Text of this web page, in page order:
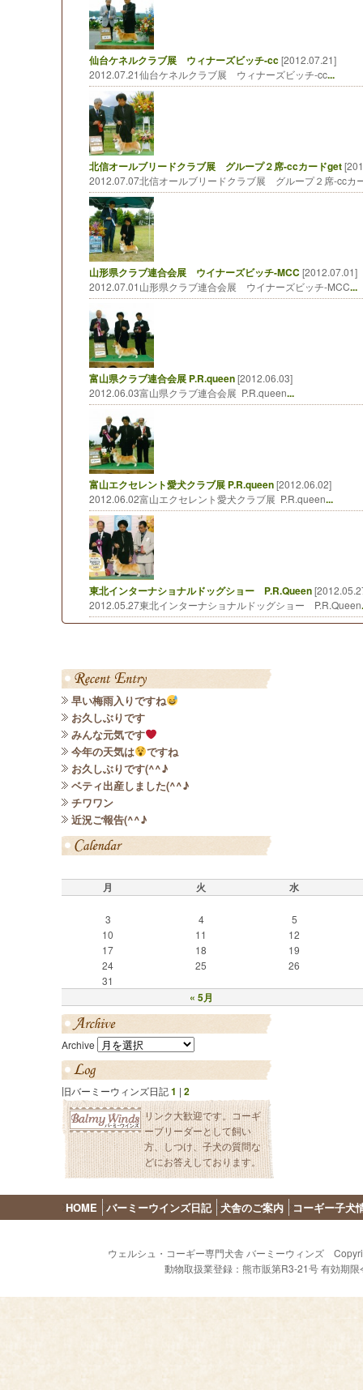
仙台ケネルクラブ展 ウィナーズビッチ-cc[2012.07.21]
2012.07.21仙台ケネルクラブ展 ウィナーズビッチ-cc...
北信オールブリードクラブ展 グループ２席-ccカードget
2012.07.07北信オールブリードクラブ展 グループ２席-ccカ
山形県クラブ連合会展 ウイナーズビッチ-MCC [2012.07.01]
2012.07.01山形県クラブ連合会展 ウイナーズビッチ-MCC...
富山県クラブ連合会展 P.R.queen[2012.06.03]
2012.06.03富山県クラブ連合会展 P.R.queen...
富山エクセレント愛犬クラブ展 P.R.queen[2012.06.02]
2012.06.02富山エクセレント愛犬クラブ展 P.R.queen...
東北インターナショナルドッグショー P.R.Queen
2012.05.27東北インターナショナルドッグショー P.R.Queen
早い梅雨入りですね
お久しぶりです
みんな元気です
今年の天気は
ですね
お久しぶりです(^^♪
ベティ出産しました(^^♪
チワワン
近況ご報告(^^♪
月 火 水
« 5月
3 4
5
10
11
12
17
18
19
24
25
26
31
Archive
旧バーミーウィンズ日記1 | 2
リンク大歓迎です。コーギ
ーブリーダーとして飼い
方、しつけ、子犬の質問な
どにお答えしております。
HOME バーミーウインズ日記 犬舎のご案内 コーギー子犬
ウェルシュ・コーギー専門犬舎 バーミーウィンズ
動物取扱業登録：熊市販第R3-21号 有効期